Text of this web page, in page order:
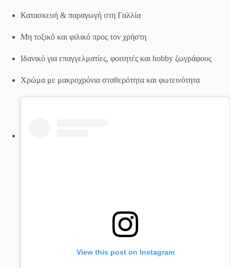
Κατασκευή & παραγωγή στη Γαλλία
Μη τοξικό και φιλικό προς τον χρήστη
Ιδανικό για επαγγελματίες, φοιτητές και hobby ζωγράφους
Χρώμα με μακροχρόνια σταθερότητα και φωτεινότητα
View this post on Instagram